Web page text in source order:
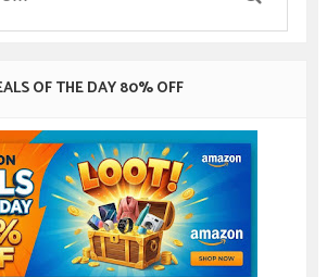
OF THE DAY 80% OFF